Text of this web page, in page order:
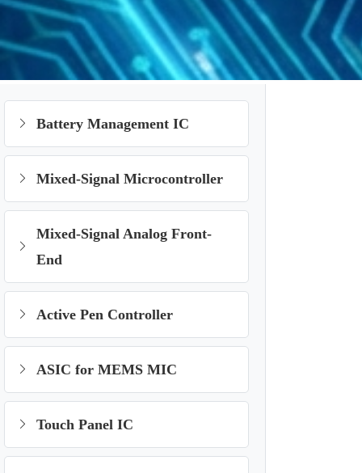
Battery Management IC
Mixed-Signal Microcontroller
Mixed-Signal Analog Front-
End
Active Pen Controller
ASIC for MEMS MIC
Touch Panel IC